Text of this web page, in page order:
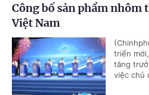
Công bố sản phẩm nhôm
Việt Nam
triển
tăng
việc chủ